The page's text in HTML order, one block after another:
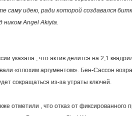
саму идею, ради которой создавался
ником Angel Akiyta.
указала , что актив делится на 2,1
«плохим аргументом». Бен-Сассон
сокращаться из-за утраты ключей.
отметили , что отказ от